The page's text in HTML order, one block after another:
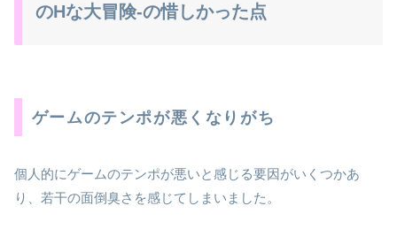
のHな大冒険-の惜しかった点
ゲームのテンポが悪くなりがち
個人的にゲームのテンポが悪いと感じる要因がいくつかあ
り、若干の面倒臭さを感じてしまいました。